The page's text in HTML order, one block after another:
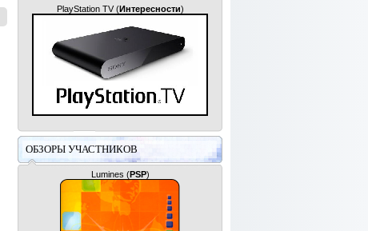
PlayStation TV(Интересности)
ОБЗОРЫ УЧАСТНИКОВ
Lumines (PSP)